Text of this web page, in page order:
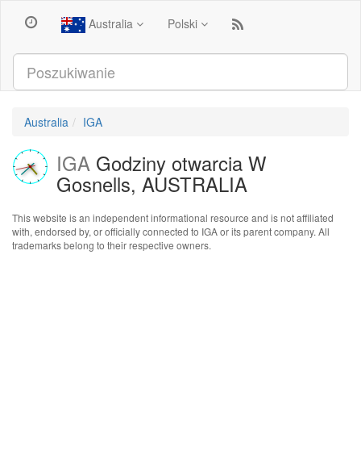
Australia Polski
Australia IGA
IGA Godziny otwarcia W
Gosnells, AUSTRALIA
This website is an independent informational resource and is not affiliated
with, endorsed by, or officially connected to IGA or its parent company. All
trademarks belong to their respective owners.